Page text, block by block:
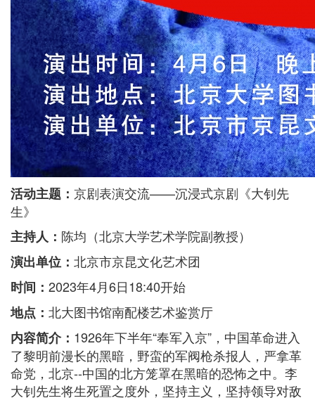
活动主题： 京剧表演交流——沉浸式京剧《大钊先
生》
主持人： 陈均（北京大学艺术学院副教授）
演出单位： 北京市京昆文化艺术团
时间： 2023年4月6日18:40开始
地点： 北大图书馆南配楼艺术鉴赏厅
内容简介： 1926年下半年“奉军入京”，中国革命进入
了黎明前漫长的黑暗，野蛮的军阀枪杀报人，严拿革
命党，北京--中国的北方笼罩在黑暗的恐怖之中。李
大钊先生将生死置之度外，坚持主义，坚持领导对敌